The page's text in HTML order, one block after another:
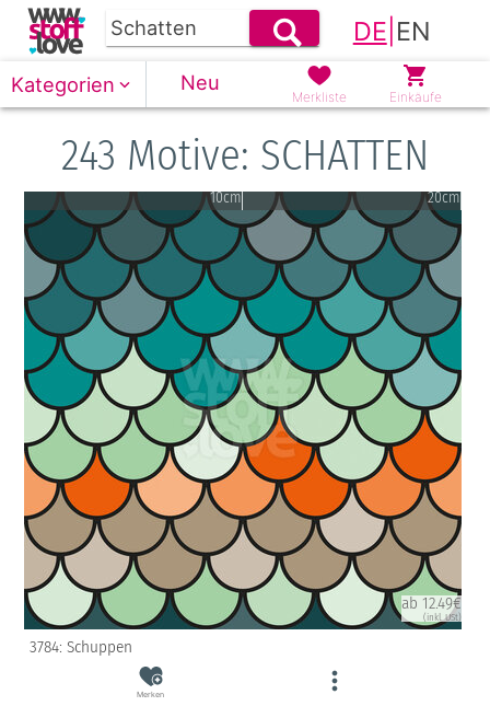
DE EN
Kategorien Neu
Merkliste Einkäufe
243 Motive: SCHATTEN
10cm 20cm
ab 12.49€
(inkl. USt)
3784: Schuppen
Merken